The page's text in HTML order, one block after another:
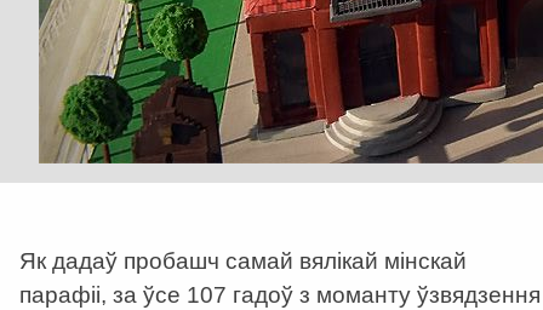
Як дадаў пробашч самай вялікай мінскай
парафіі, за ўсе 107 гадоў з моманту ўзвядзення